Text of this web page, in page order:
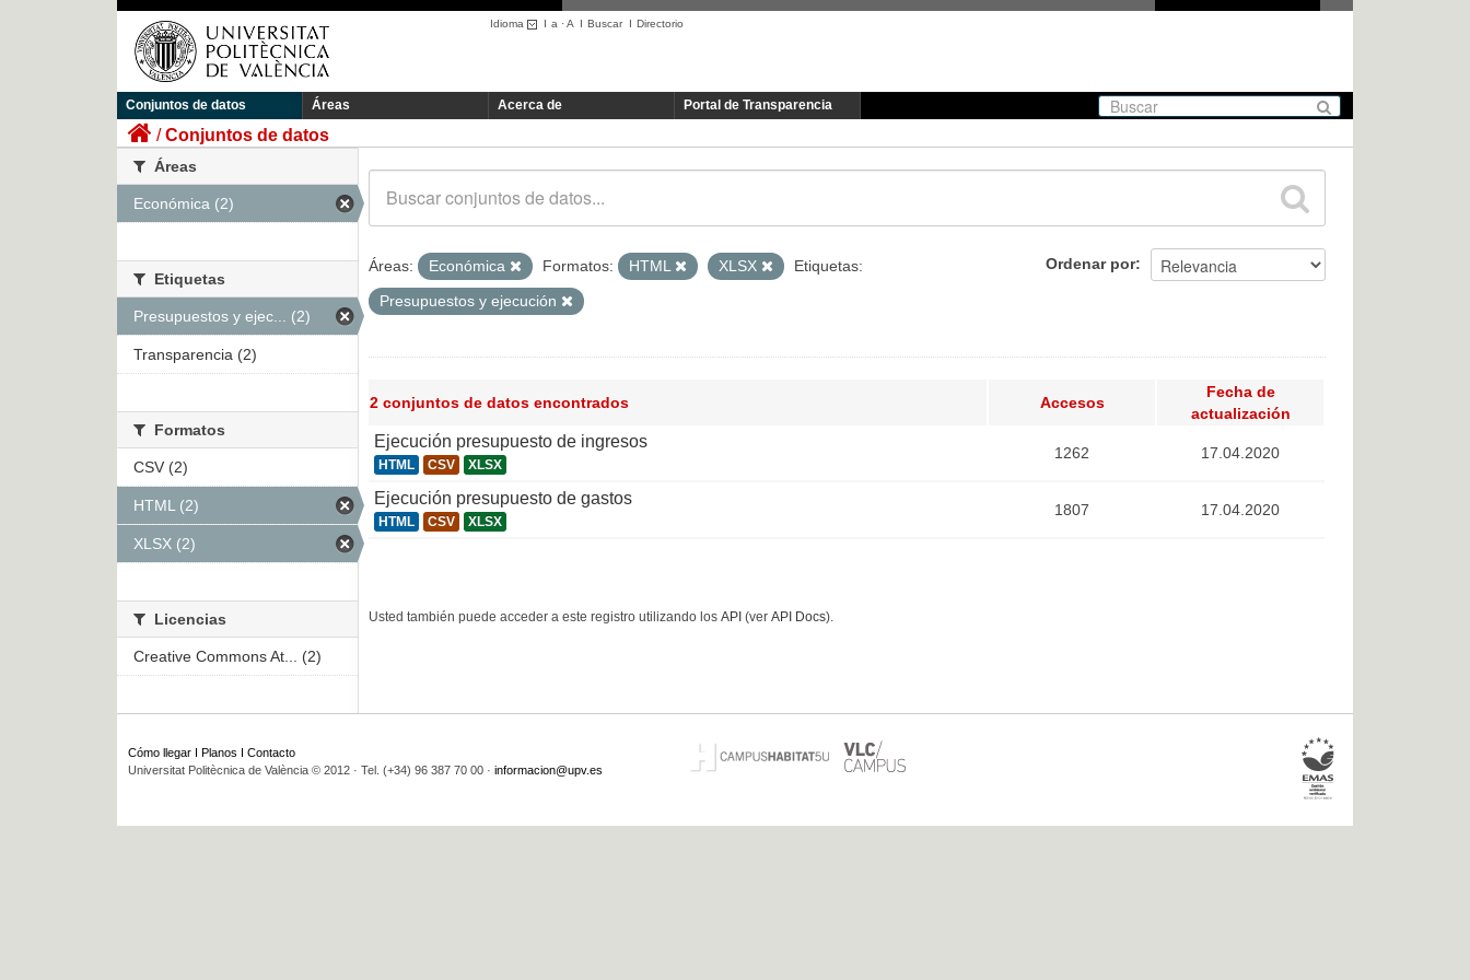
Idioma I a ·A I BuscarI Directorio
Conjuntos de datos Áreas Acerca de Portal de Transparencia
Conjuntos de datos
Ordenar por
Áreas: Económica Formatos: HTML XLSX
Etiquetas:
Presupuestos y ejecución
2 conjuntos de datos encontrados Accesos
Fecha de
actualización
Ejecución presupuesto de ingresos
HTML CSV XLSX
1262 17.04.2020
Ejecución presupuesto de gastos
HTML CSV XLSX
1807 17.04.2020
Usted también puede acceder a este registro utilizando los API (ver API Docs).
Áreas
Económica (2)
Etiquetas
Presupuestos y ejec... (2)
Transparencia (2)
Formatos
CSV (2)
HTML (2)
XLSX (2)
Licencias
Creative Commons At... (2)
Cómo llegar Planos
Contacto
Universitat Politècnica de València © 2012 · Tel. (+34) 96 387 70 00 · informacion@upv.es